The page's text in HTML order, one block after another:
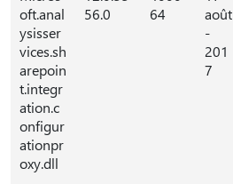
oft.anal
ysisser
vices.sh
arepoin
t.integr
ation.c
onfigur
ationpr
oxy.dll
56.0
64
août
-
201
7